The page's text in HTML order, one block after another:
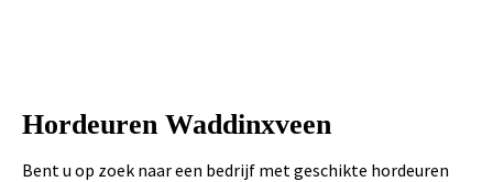
Hordeuren Waddinxveen
Bent u op zoek naar een bedrijf met geschikte hordeuren